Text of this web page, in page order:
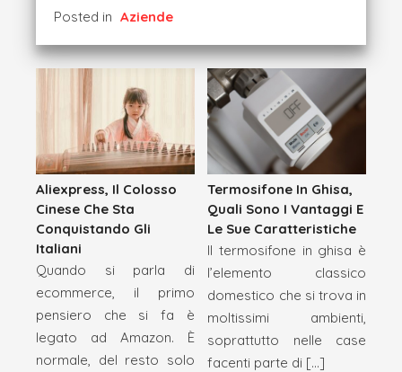
Posted in Aziende
Aliexpress, Il Colosso
Cinese Che Sta
Conquistando Gli
Italiani
Quando si parla di
ecommerce, il primo
pensiero che si fa è
legato ad Amazon. È
normale, del resto solo
Termosifone In Ghisa,
Quali Sono I Vantaggi E
Le Sue Caratteristiche
Il termosifone in ghisa è
l’elemento classico
domestico che si trova in
moltissimi ambienti,
soprattutto nelle case
facenti parte di […]